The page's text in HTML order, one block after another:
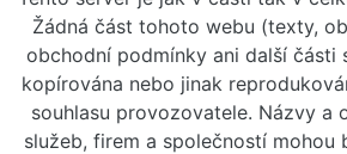
Žádná část tohoto webu (texty,
obchodní podmínky ani další části
kopírována nebo jinak
souhlasu provozovatele. Názvy a
služeb, firem a společností mohou